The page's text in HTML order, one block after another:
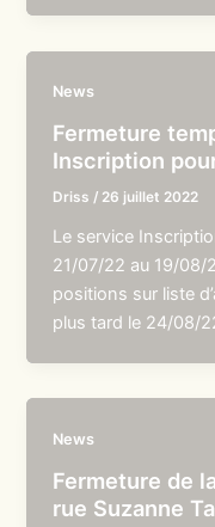
News
Fermeture
Inscription
Driss / 26 juillet 2022
Le service
21/07/22 au 19/08/
positions sur liste
plus tard le 24/08/
News
Fermeture de
rue Suzanne